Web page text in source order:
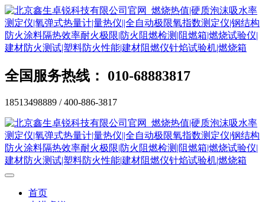
全国服务热线： 010-68883817
18513498889 / 400-886-3817
首页